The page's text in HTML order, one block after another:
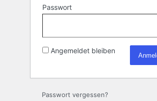
Passwort
Angemeldet bleiben
Passwort vergessen?